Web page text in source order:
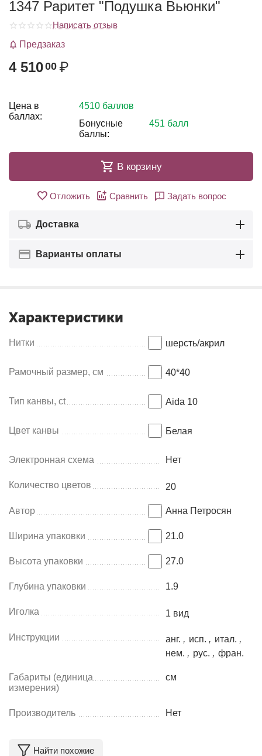
1347 Раритет "Подушка Вьюнки"
Написать отзыв
Предзаказ
4 51000 ₽
Цена в
баллах:
4510 баллов
Бонусные
баллы:
451 балл
В корзину
Отложить Сравнить Задать вопрос
Доставка
Варианты оплаты
Характеристики
Нитки шерсть/акрил
Рамочный размер, см 40*40
Тип канвы, ct Aida 10
Цвет канвы Белая
Электронная схема Нет
Количество цветов 20
Автор Анна Петросян
Ширина упаковки 21.0
Высота упаковки 27.0
Глубина упаковки 1.9
Иголка 1 вид
Инструкции анг. , исп. , итал. ,
нем. , рус. , фран.
Габариты (единица
измерения)
см
Производитель Нет
Найти похожие